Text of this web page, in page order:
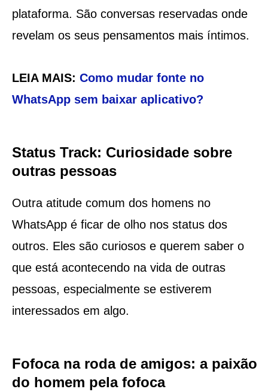
plataforma. São conversas reservadas onde
revelam os seus pensamentos mais íntimos.
LEIA MAIS: Como mudar fonte no
WhatsApp sem baixar aplicativo?
Status Track: Curiosidade sobre
outras pessoas
Outra atitude comum dos homens no
WhatsApp é ficar de olho nos status dos
outros. Eles são curiosos e querem saber o
que está acontecendo na vida de outras
pessoas, especialmente se estiverem
interessados ​​em algo.
Fofoca na roda de amigos: a paixão
do homem pela fofoca